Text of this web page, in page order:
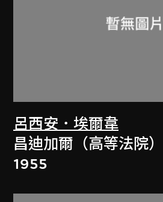
呂西安．埃爾韋
昌迪加爾（高等法院）
1955